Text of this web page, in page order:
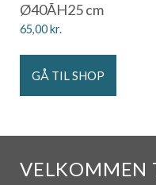
Ø40ÃH25 cm
65,00kr.
GÅ TIL SHOP
VELKOMMEN